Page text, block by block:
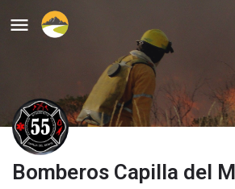
Bomberos Capilla del